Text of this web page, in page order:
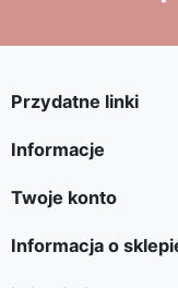
Przydatne linki
Informacje
Twoje konto
Informacja o